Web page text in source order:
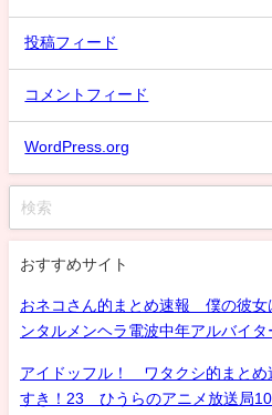
投稿フィード
コメントフィード
WordPress.org
おすすめサイト
おネコさん的まとめ速報 僕の彼女
ンタルメンヘラ電波中年アルバイ
アイドッフル！ ワタクシ的まと
すき！23 ひうらのアニメ放送局